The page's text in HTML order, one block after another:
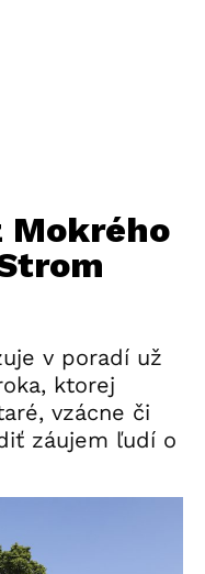
Mokrého
v poradí už
ktorej
vzácne či
záujem ľudí o